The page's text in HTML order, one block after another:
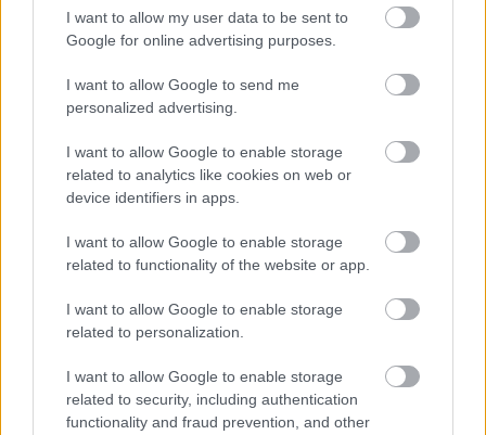
I want to allow my user data to be sent to
Google for online advertising purposes.
I want to allow Google to send me
personalized advertising.
I want to allow Google to enable storage
related to analytics like cookies on web or
device identifiers in apps.
I want to allow Google to enable storage
related to functionality of the website or app.
I want to allow Google to enable storage
related to personalization.
I want to allow Google to enable storage
related to security, including authentication
functionality and fraud prevention, and other